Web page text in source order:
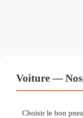
Voiture —
Choisir le bon